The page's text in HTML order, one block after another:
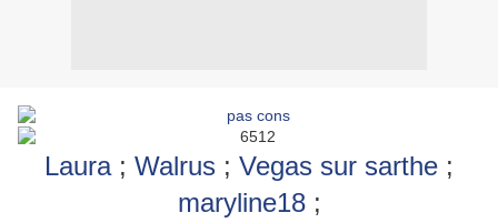
Laura; Walrus ; Vegas sur sarthe ;
maryline18;